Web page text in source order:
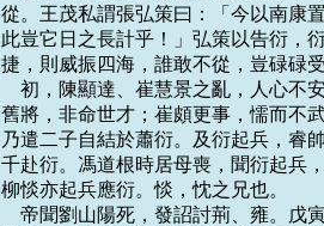
從。王茂私謂張弘策曰：「今以南康
此豈它日之長計乎！」弘策以告衍，
捷，則威振四海，誰敢不從，豈碌碌
初，陳顯達、崔慧景之亂，人心
舊將，非命世才；崔頗更事，懦而不
乃遣二子自結於蕭衍。及衍起兵，睿
千赴衍。馮道根時居母喪，聞衍起兵
柳惔亦起兵應衍。惔，忱之兄也。
帝聞劉山陽死，發詔討荊、雍。